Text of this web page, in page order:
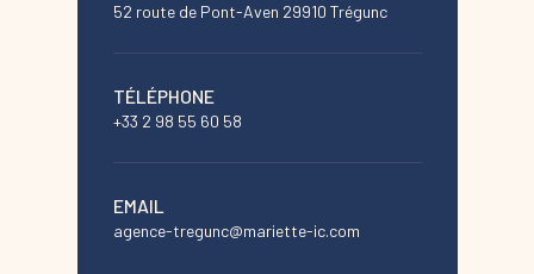
52 route de Pont-Aven 29910 Trégunc
TÉLÉPHONE
+33 2 98 55 60 58
EMAIL
agence-tregunc@mariette-ic.com